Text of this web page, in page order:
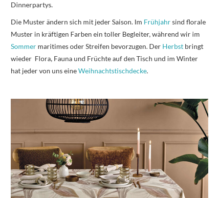
Dinnerpartys.
Die Muster ändern sich mit jeder Saison. Im Frühjahrsind florale
Muster in kräftigen Farben ein toller Begleiter, während wir im
Sommer maritimes oder Streifen bevorzugen. Der Herbst bringt
wieder Flora, Fauna und Früchte auf den Tisch und im Winter
hat jeder von uns eineWeihnachtstischdecke.